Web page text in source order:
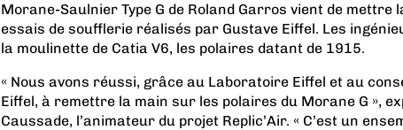
Morane-Saulnier Type G de Roland Garros vient de mettre
essais de soufflerie réalisés par Gustave Eiffel. Les
la moulinette de Catia V6, les polaires datant de 1915.
« Nous avons réussi, grâce au Laboratoire Eiffel et au
Eiffel, à remettre la main sur les polaires du Morane G »,
Caussade, l’animateur du projet Replic’Air. « C’est un